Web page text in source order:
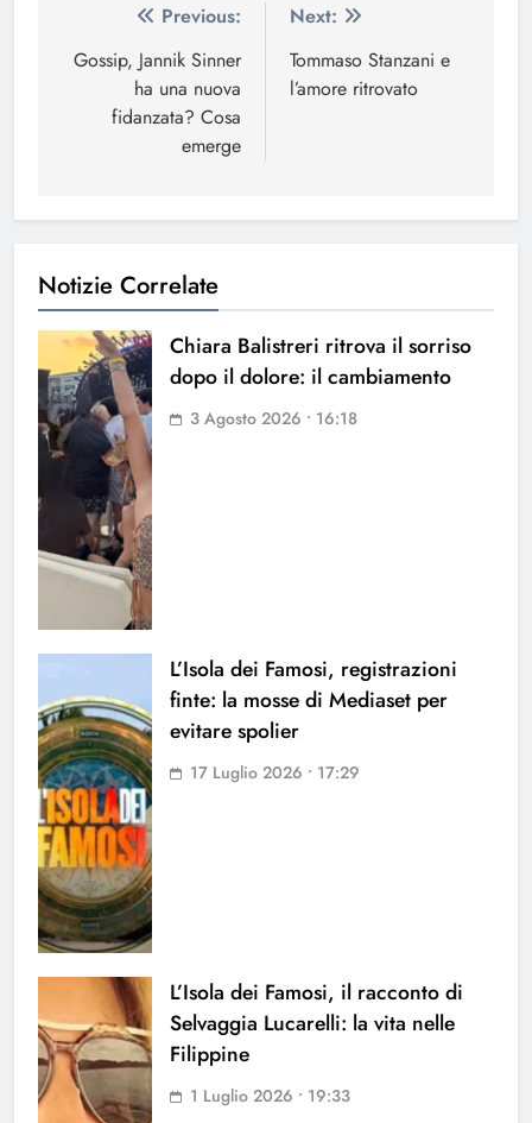
Navigazione
articoli
Previous:
Gossip, Jannik Sinner
ha una nuova
fidanzata? Cosa
emerge
Next:
Tommaso Stanzani e
l’amore ritrovato
Notizie Correlate
Chiara Balistreri ritrova il sorriso
dopo il dolore: il cambiamento
3 Agosto 2026 • 16:18
L’Isola dei Famosi, registrazioni
finte: la mosse di Mediaset per
evitare spolier
17 Luglio 2026 • 17:29
L’Isola dei Famosi, il racconto di
Selvaggia Lucarelli: la vita nelle
Filippine
1 Luglio 2026 • 19:33